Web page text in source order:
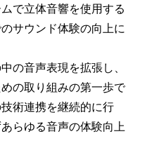
で立体音響を使用する
サウンド体験の向上に
の音声表現を拡張し、
の取り組みの第一歩で
術連携を継続的に行
らゆる音声の体験向上